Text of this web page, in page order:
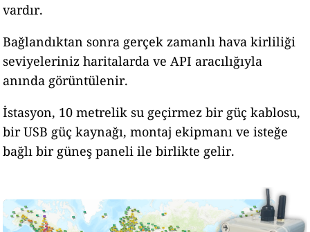
vardır.
Bağlandıktan sonra gerçek zamanlı hava kirliliği
seviyeleriniz haritalarda ve API aracılığıyla
anında görüntülenir.
İstasyon, 10 metrelik su geçirmez bir güç kablosu,
bir USB güç kaynağı, montaj ekipmanı ve isteğe
bağlı bir güneş paneli ile birlikte gelir.